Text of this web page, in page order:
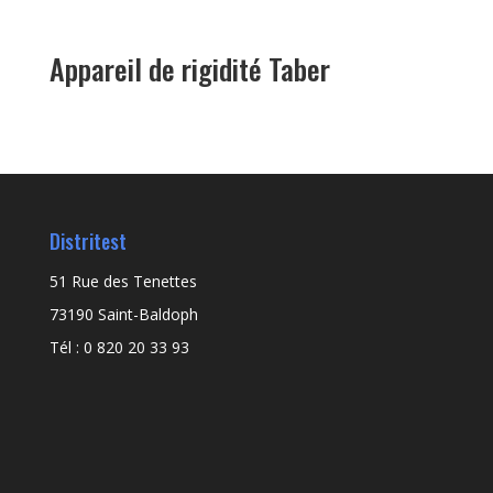
Appareil de rigidité Taber
Distritest
51 Rue des Tenettes
73190 Saint-Baldoph
Tél : 0 820 20 33 93